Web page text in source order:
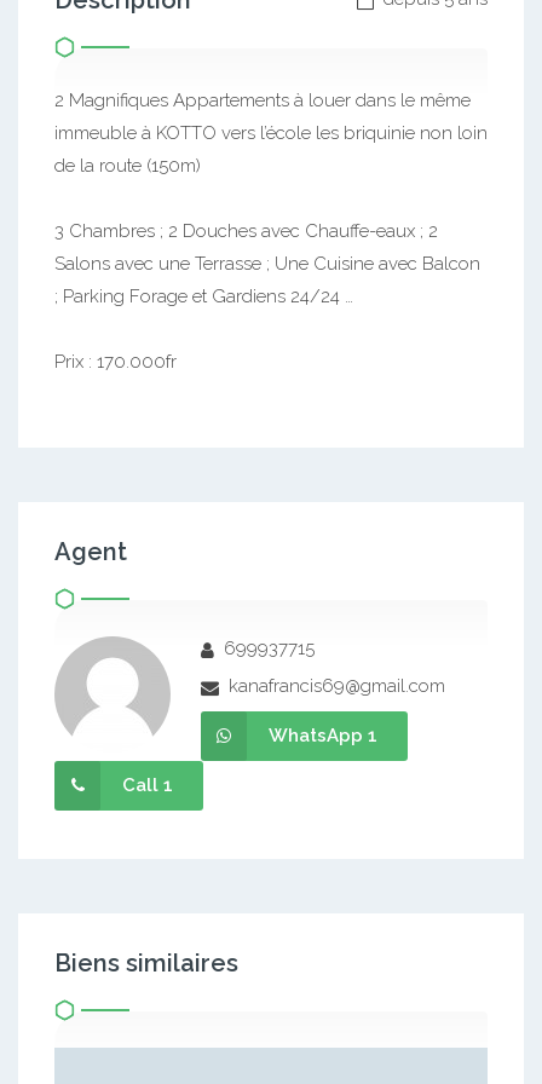
2 Magnifiques Appartements à louer dans le même
immeuble à KOTTO vers l’école les briquinie non loin
de la route (150m)
3 Chambres ; 2 Douches avec Chauffe-eaux ; 2
Salons avec une Terrasse ; Une Cuisine avec Balcon
; Parking Forage et Gardiens 24/24 …
Prix : 170.000fr
Agent
699937715
kanafrancis69@gmail.com
WhatsApp 1
Call 1
Biens similaires